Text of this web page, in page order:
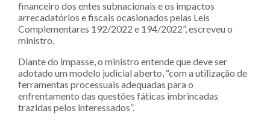
financeiro dos entes subnacionais e os impactos
arrecadatórios e fiscais ocasionados pelas Leis
Complementares 192/2022 e 194/2022”, escreveu o
ministro.
Diante do impasse, o ministro entende que deve ser
adotado um modelo judicial aberto, “com a utilização de
ferramentas processuais adequadas para o
enfrentamento das questões fáticas imbrincadas
trazidas pelos interessados”.